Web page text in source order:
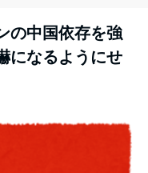
の中国依存を強
になるようにせ